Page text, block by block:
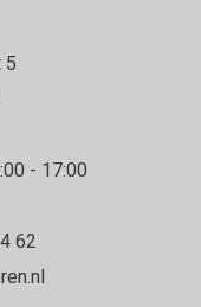
5
- 17:00
62